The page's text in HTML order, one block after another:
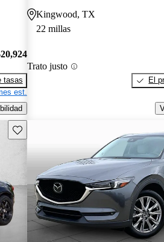
tasas
est.
Kingwood, TX
22 millas
Trato justo
El
Guarda este Aviso